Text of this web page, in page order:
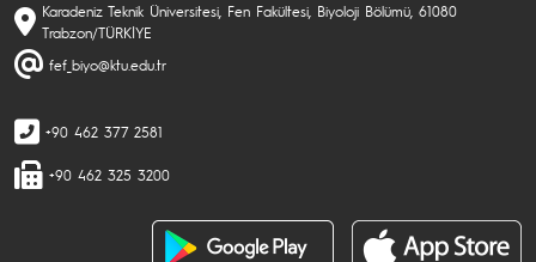
Karadeniz Teknik Üniversitesi, Fen Fakültesi, Biyoloji Bölümü, 61080
Trabzon/TÜRKİYE
fef_biyo@ktu.edu.tr
+90 462 377 2581
+90 462 325 3200